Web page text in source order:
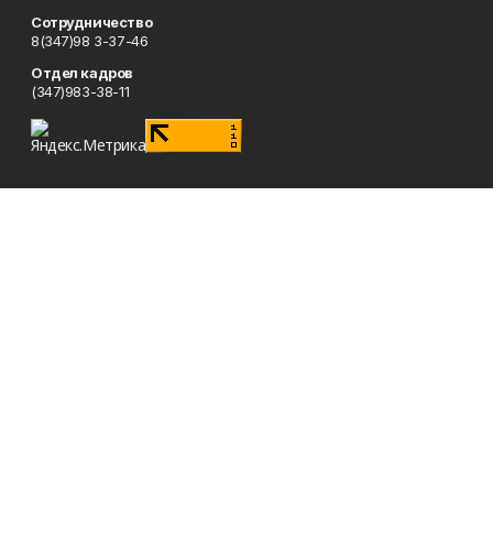
Сотрудничество
8(347)98 3-37-46
Отдел кадров
(347)983-38-11